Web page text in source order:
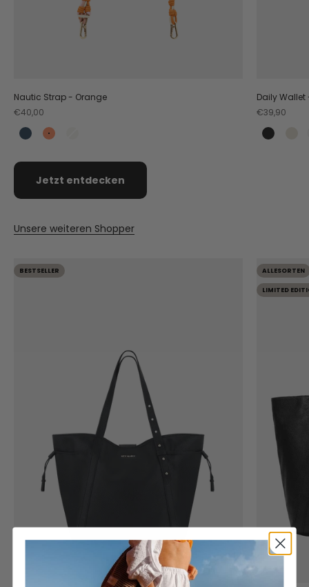
Nautic Strap - Orange
Angebot
€40,00
Teal Orange
Daily Wallet
Angebot
€39,90
Black
Jetzt entdecken
Unsere weiteren Shopper
BESTSELLER ALLESORTEN
LIMITED